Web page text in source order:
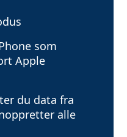
som
Apple
du data fra
alle